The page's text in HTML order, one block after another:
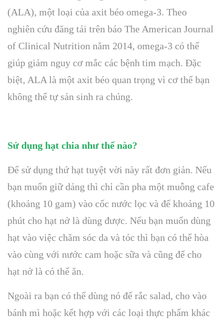
(ALA), một loại của axit béo omega-3. Theo
nghiên cứu đăng tải trên báo The American Journal
of Clinical Nutrition năm 2014, omega-3 có thể
giúp giảm nguy cơ mắc các bệnh tim mạch. Đặc
biệt, ALA là một axit béo quan trọng vì cơ thể bạn
không thể tự sản sinh ra chúng.
Sử dụng hạt chia như thế nào?
Để sử dụng thứ hạt tuyệt vời này rất đơn giản. Nếu
bạn muốn giữ dáng thì chỉ cần pha một muỗng cafe
(khoảng 10 gam) vào cốc nước lọc và để khoảng 10
phút cho hạt nở là dùng được. Nếu bạn muốn dùng
hạt vào việc chăm sóc da và tóc thì bạn có thể hòa
vào cùng với nước cam hoặc sữa và cũng để cho
hạt nở là có thể ăn.
Ngoài ra bạn có thể dùng nó để rắc salad, cho vào
bánh mì hoặc kết hợp với các loại thực phẩm khác